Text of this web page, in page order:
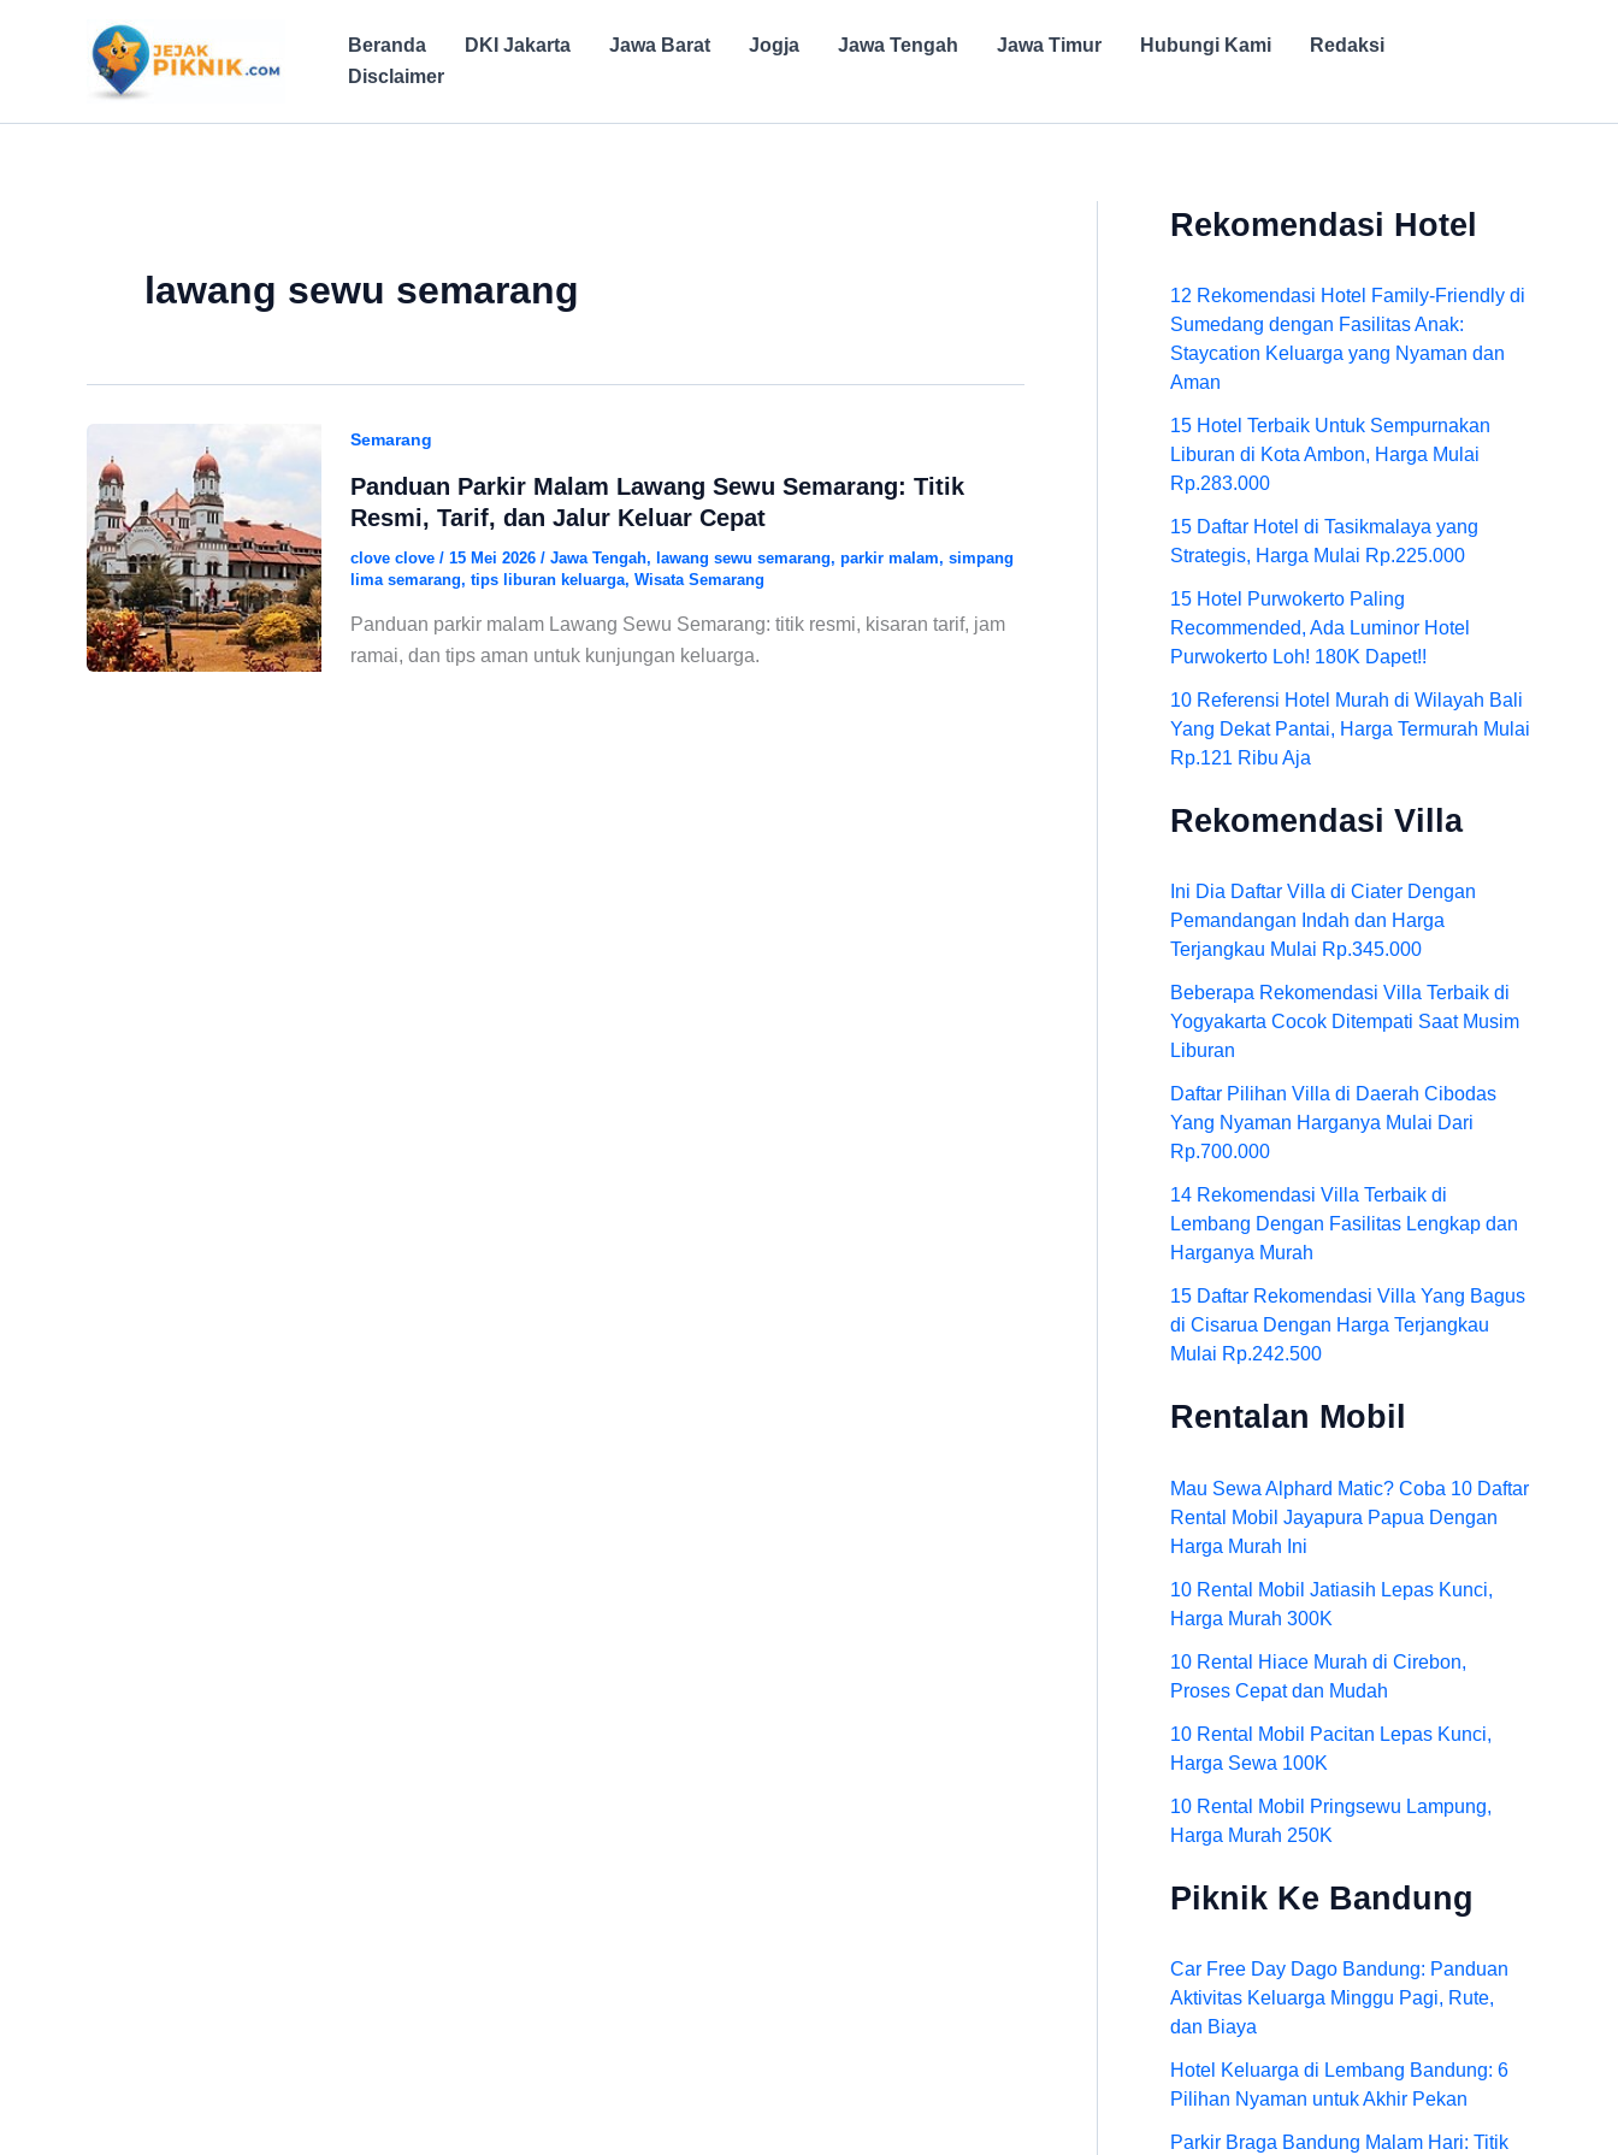
Beranda DKI Jakarta Jawa Barat Jogja Jawa Tengah Jawa Timur Hubungi Kami
Redaksi
Disclaimer
lawang sewu semarang
Semarang
Panduan Parkir Malam Lawang Sewu Semarang: Titik
Resmi, Tarif, dan Jalur Keluar Cepat
clove clove / 15 Mei 2026 / Jawa Tengah, lawang sewu semarang, parkir malam, simpang
lima semarang, tips liburan keluarga, Wisata Semarang
Panduan parkir malam Lawang Sewu Semarang: titik resmi, kisaran tarif, jam
ramai, dan tips aman untuk kunjungan keluarga.
Rekomendasi Hotel
12 Rekomendasi Hotel Family-Friendly di
Sumedang dengan Fasilitas Anak:
Staycation Keluarga yang Nyaman dan
Aman
15 Hotel Terbaik Untuk Sempurnakan
Liburan di Kota Ambon, Harga Mulai
Rp.283.000
15 Daftar Hotel di Tasikmalaya yang
Strategis, Harga Mulai Rp.225.000
15 Hotel Purwokerto Paling
Recommended, Ada Luminor Hotel
Purwokerto Loh! 180K Dapet!!
10 Referensi Hotel Murah di Wilayah Bali
Yang Dekat Pantai, Harga Termurah Mulai
Rp.121 Ribu Aja
Rekomendasi Villa
Ini Dia Daftar Villa di Ciater Dengan
Pemandangan Indah dan Harga
Terjangkau Mulai Rp.345.000
Beberapa Rekomendasi Villa Terbaik di
Yogyakarta Cocok Ditempati Saat Musim
Liburan
Daftar Pilihan Villa di Daerah Cibodas
Yang Nyaman Harganya Mulai Dari
Rp.700.000
14 Rekomendasi Villa Terbaik di
Lembang Dengan Fasilitas Lengkap dan
Harganya Murah
15 Daftar Rekomendasi Villa Yang Bagus
di Cisarua Dengan Harga Terjangkau
Mulai Rp.242.500
Rentalan Mobil
Mau Sewa Alphard Matic? Coba 10 Daftar
Rental Mobil Jayapura Papua Dengan
Harga Murah Ini
10 Rental Mobil Jatiasih Lepas Kunci,
Harga Murah 300K
10 Rental Hiace Murah di Cirebon,
Proses Cepat dan Mudah
10 Rental Mobil Pacitan Lepas Kunci,
Harga Sewa 100K
10 Rental Mobil Pringsewu Lampung,
Harga Murah 250K
Piknik Ke Bandung
Car Free Day Dago Bandung: Panduan
Aktivitas Keluarga Minggu Pagi, Rute,
dan Biaya
Hotel Keluarga di Lembang Bandung: 6
Pilihan Nyaman untuk Akhir Pekan
Parkir Braga Bandung Malam Hari: Titik